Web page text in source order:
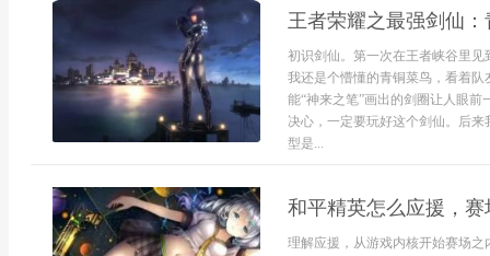
王者荣耀之最强剑仙
初识剑仙。第一次在王者峡谷里
我还是个懵懂的青铜菜鸟，看着
能“神来之笔”画出的剑圈让人眼
决心，一定要玩好这个剑仙。后
型是...
和平精英怎么应援，
理解应援，从游戏内核开始赛场